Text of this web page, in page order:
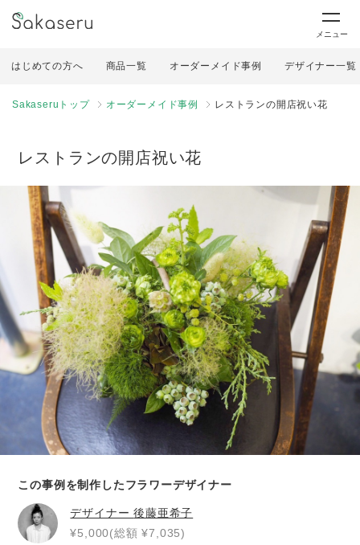
メニュー
はじめての方へ 商品一覧 オーダーメイド事例 デザイナー一覧
Sakaseruトップ オーダーメイド事例 レストランの開店祝い花
レストランの開店祝い花
この事例を制作したフラワーデザイナー
デザイナー後藤亜希子
¥5,000(総額 ¥7,035)